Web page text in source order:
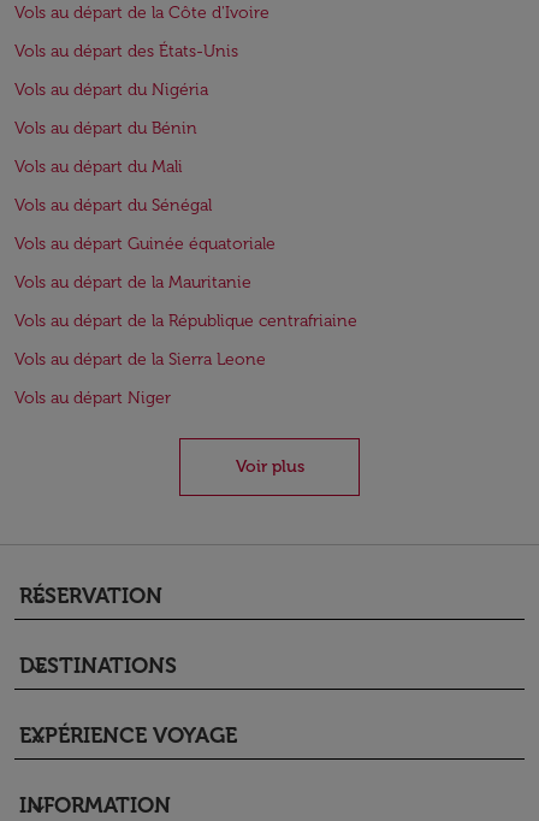
Vols au départ de la Côte d'Ivoire
Vols au départ des États-Unis
Vols au départ du Nigéria
Vols au départ du Bénin
Vols au départ du Mali
Vols au départ du Sénégal
Vols au départ Guinée équatoriale
Vols au départ de la Mauritanie
Vols au départ de la République centrafriaine
Vols au départ de la Sierra Leone
Vols au départ Niger
Voir plus
RÉSERVATION
keyboard_arrow_down
DESTINATIONS
keyboard_arrow_down
EXPÉRIENCE VOYAGE
keyboard_arrow_down
INFORMATION
keyboard_arrow_down